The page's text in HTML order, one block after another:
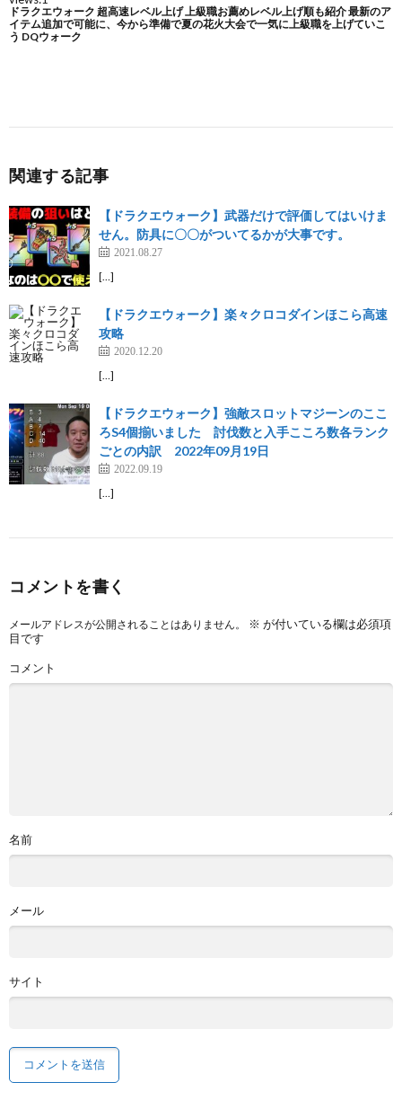
関連する記事
【ドラクエウォーク】武器だけで評価してはいけま
せん。防具に〇〇がついてるかが大事です。
2021.08.27
[…]
【ドラクエウォーク】楽々クロコダインほこら高速
攻略
2020.12.20
[…]
【ドラクエウォーク】強敵スロットマジーンのここ
ろS4個揃いました 討伐数と入手こころ数各ランク
ごとの内訳 2022年09月19日
2022.09.19
[…]
コメントを書く
メールアドレスが公開されることはありません。 ※ が付いている欄は必須項
目です
コメント
名前
メール
サイト